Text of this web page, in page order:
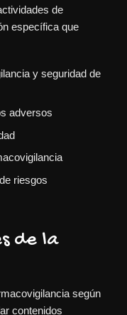
de
específica que
y seguridad de
adversos
riesgos
de la
según
contenidos